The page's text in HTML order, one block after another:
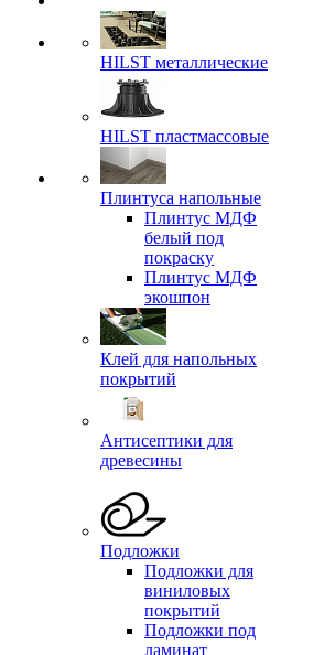
HILST металлические
HILST пластмассовые
Плинтуса напольные
Плинтус МДФ
белый под
покраску
Плинтус МДФ
экошпон
Клей для напольных
покрытий
Антисептики для
древесины
Подложки
Подложки для
виниловых
покрытий
Подложки под
ламинат